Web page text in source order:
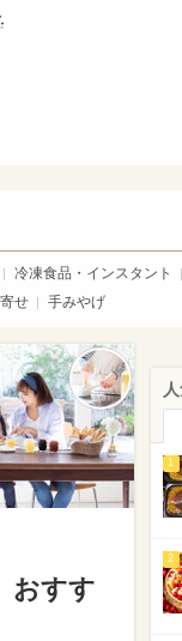
冷凍食品・インスタント
せ 手みやげ
おすす
1
2